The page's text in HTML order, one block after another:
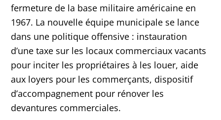
fermeture de la base militaire américaine en
1967. La nouvelle équipe municipale se lance
dans une politique offensive : instauration
d’une taxe sur les locaux commerciaux vacants
pour inciter les propriétaires à les louer, aide
aux loyers pour les commerçants, dispositif
d’accompagnement pour rénover les
devantures commerciales.